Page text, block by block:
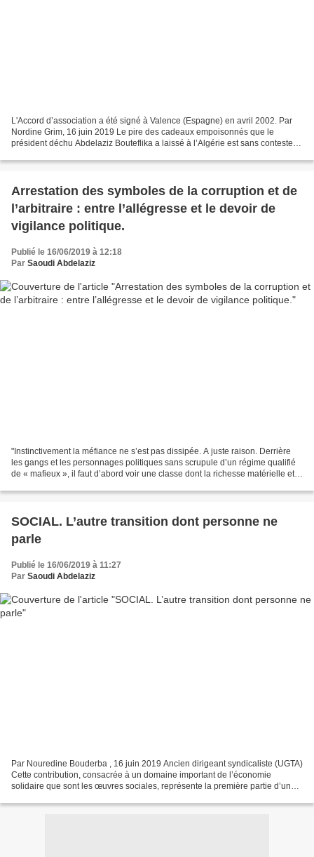
L'Accord d’association a été signé à Valence (Espagne) en avril 2002. Par
Nordine Grim, 16 juin 2019 Le pire des cadeaux empoisonnés que le
président déchu Abdelaziz Bouteflika a laissé à l’Algérie est sans conteste,
Arrestation des symboles de la corruption et de
l’arbitraire : entre l’allégresse et le devoir de
vigilance politique.
Publié le 16/06/2019 à 12:18
Par Saoudi Abdelaziz
"Instinctivement la méfiance ne s’est pas dissipée. A juste raison. Derrière
les gangs et les personnages politiques sans scrupule d’un régime qualifié
de « mafieux », il faut d’abord voir une classe dont la richesse matérielle et
SOCIAL. L’autre transition dont personne ne
parle
Publié le 16/06/2019 à 11:27
Par Saoudi Abdelaziz
Par Nouredine Bouderba , 16 juin 2019 Ancien dirigeant syndicaliste (UGTA)
Cette contribution, consacrée à un domaine important de l’économie
solidaire que sont les œuvres sociales, représente la première partie d’une